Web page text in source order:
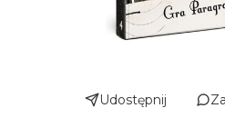
Udostępnij